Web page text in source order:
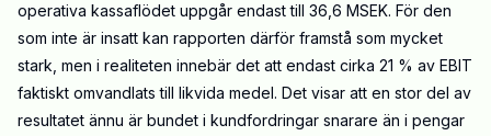
operativa kassaflödet uppgår endast till 36,6 MSEK. För den
som inte är insatt kan rapporten därför framstå som mycket
stark, men i realiteten innebär det att endast cirka 21 % av EBIT
faktiskt omvandlats till likvida medel. Det visar att en stor del av
resultatet ännu är bundet i kundfordringar snarare än i pengar